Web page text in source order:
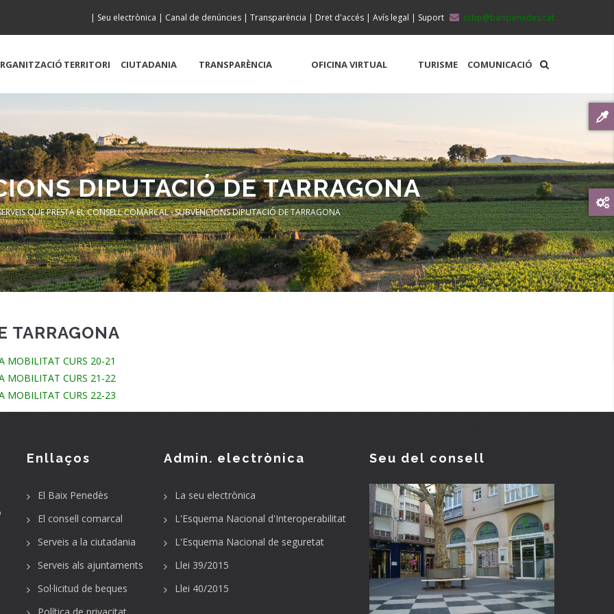
ccbp@baixpenedes.cat
| Seu electrònica | Canal de denúncies | Transparència | Dret d'accés | Avís legal | Suport
TERRITORI CIUTADANIA TRANSPARÈNCIA OFICINA VIRTUAL TURISME COMUNICACIÓ
DIPUTACIÓ DE TARRAGONA
QUE PRESTA EL CONSELL COMARCAL-SUBVENCIONS DIPUTACIÓ DE TARRAGONA
TARRAGONA
MOBILITAT CURS 20-21
MOBILITAT CURS 21-22
MOBILITAT CURS 22-23
Enllaços
El Baix Penedès
El consell comarcal
Serveis a la ciutadania
Serveis als ajuntaments
Sol·licitud de beques
Política de privacitat
Admin. electrònica
La seu electrònica
L'Esquema Nacional d'Interoperabilitat
L'Esquema Nacional de seguretat
Llei 39/2015
Llei 40/2015
Seu del consell